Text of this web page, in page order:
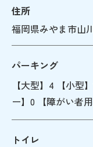
住所
福岡県みやま市山
パーキング
【大型】4 【小型
ー】0 【障がい者
トイレ